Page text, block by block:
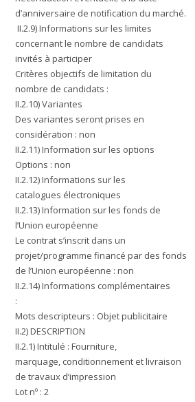
d’anniversaire de notification du marché.
II.2.9) Informations sur les limites
concernant le nombre de candidats
invités à participer
Critères objectifs de limitation du
nombre de candidats :
II.2.10) Variantes
Des variantes seront prises en
considération : non
II.2.11) Information sur les options
Options : non
II.2.12) Informations sur les
catalogues électroniques
II.2.13) Information sur les fonds de
l’Union européenne
Le contrat s’inscrit dans un
projet/programme financé par des fonds
de l’Union européenne : non
II.2.14) Informations complémentaires
:
Mots descripteurs : Objet publicitaire
II.2) DESCRIPTION
II.2.1) Intitulé : Fourniture,
marquage, conditionnement et livraison
de travaux d’impression
Lot nº : 2